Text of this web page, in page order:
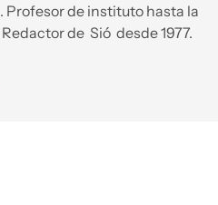
Profesor de instituto hasta la
de Sió desde 1977.
La Guerra Civil en